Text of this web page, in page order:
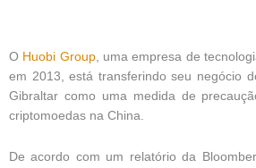
O Huobi Group, uma empresa de
em 2013, está transferindo seu negócio
Gibraltar como uma medida de
criptomoedas na China.
De acordo com um relatório da